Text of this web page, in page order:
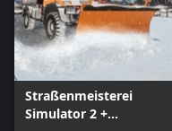
Straßenmeisterei
Simulator 2 +